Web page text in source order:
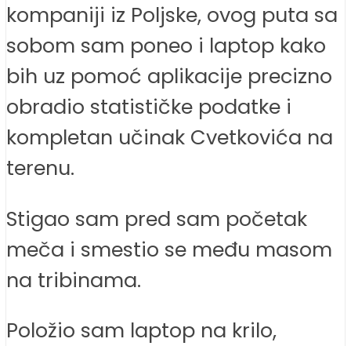
kompaniji iz Poljske, ovog puta sa
sobom sam poneo i laptop kako
bih uz pomoć aplikacije precizno
obradio statističke podatke i
kompletan učinak Cvetkovića na
terenu.
Stigao sam pred sam početak
meča i smestio se među masom
na tribinama.
Položio sam laptop na krilo,